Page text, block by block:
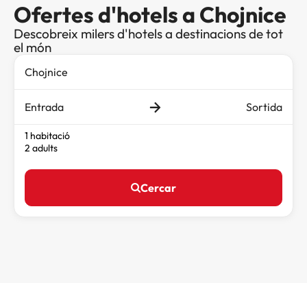
Ofertes d'hotels a Chojnice
Descobreix milers d'hotels a destinacions de tot
el món
Entrada Sortida
1 habitació
2 adults
Cercar